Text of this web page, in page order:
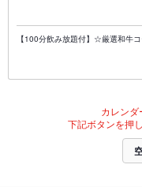
【100分飲み放題付】☆厳選和牛
カレンダ
下記ボタンを押